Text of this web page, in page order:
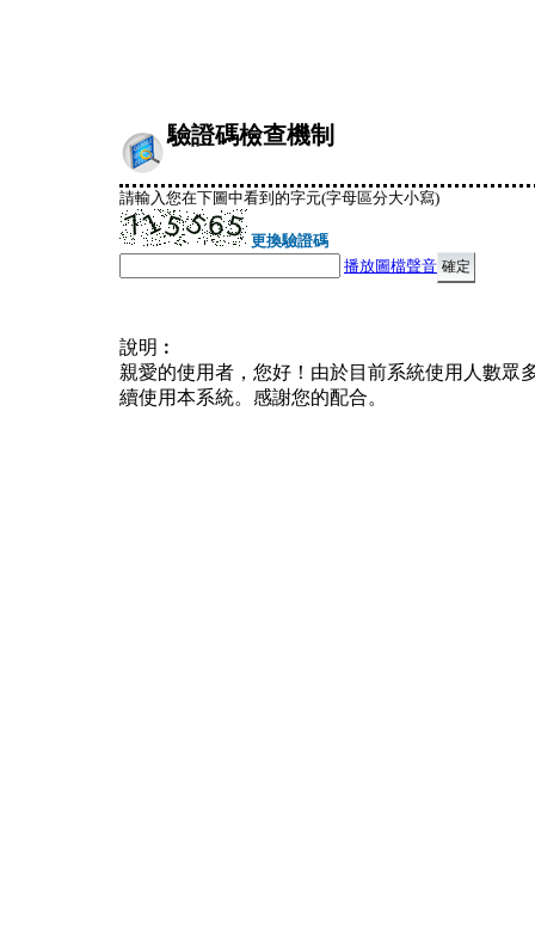
驗證碼檢查機制
請輸入您在下圖中看到的字元(字母區分大小寫)
更換驗證碼
播放圖檔聲音
說明︰
親愛的使用者，您好！由於目前系統使用人數眾
續使用本系統。感謝您的配合。